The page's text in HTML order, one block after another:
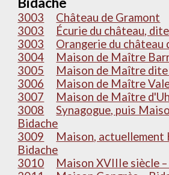
3003
Château de Gramont
3003
Écurie du château,
3003
Orangerie du château
3004
Maison de Maître
3005
Maison de Maître
3006
Maison de Maître
3007
Maison de Maître
3008
Synagogue, puis
Bidache
3009
Maison, actuellement
Bidache
3010
Maison XVIIIe siècle